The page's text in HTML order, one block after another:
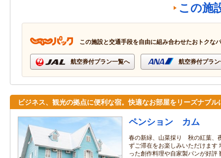
この施
この施設と交通手段を自由に組み合わせたおトクな
航空券付プラン一覧へ 航空券付プラ
ビジネス、観光の拠点に便利な宿。快適なお部屋をリーズナブル
ペンション カム
春の新緑、山菜採り 秋の紅葉、
ずご滞在をお楽しみいただけます
った創作料理や自家製パンが好評